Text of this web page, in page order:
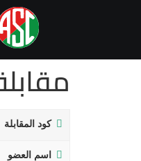
كود المقابلة
اسم العضو